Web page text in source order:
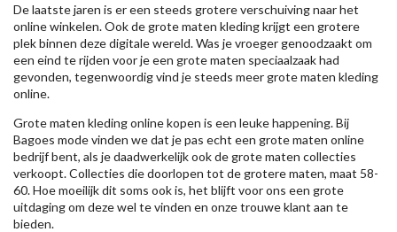
De laatste jaren is er een steeds grotere verschuiving naar het
online winkelen. Ook de grote maten kleding krijgt een grotere
plek binnen deze digitale wereld. Was je vroeger genoodzaakt om
een eind te rijden voor je een grote maten speciaalzaak had
gevonden, tegenwoordig vind je steeds meer grote maten kleding
online.
Grote maten kleding online kopen is een leuke happening. Bij
Bagoes mode vinden we dat je pas echt een grote maten online
bedrijf bent, als je daadwerkelijk ook de grote maten collecties
verkoopt. Collecties die doorlopen tot de grotere maten, maat 58-
60. Hoe moeilijk dit soms ook is, het blijft voor ons een grote
uitdaging om deze wel te vinden en onze trouwe klant aan te
bieden.